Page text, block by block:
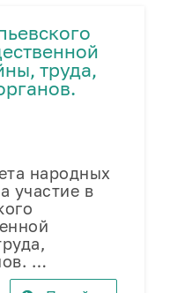
труда,
народных
участие в
…